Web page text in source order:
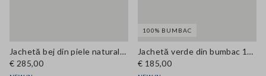
Jachetă bej din piele naturală, croi regular
€ 285,00
100% BUMBAC
Jachetă verde din bumbac 100%, cu două rânduri de nasturi, croi regular
€ 185,00